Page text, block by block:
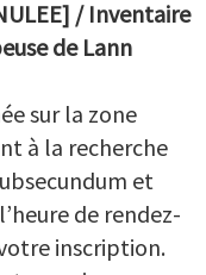
/ Inventaire
de Lann
sur la zone
à la recherche
et
de rendez-
inscription.